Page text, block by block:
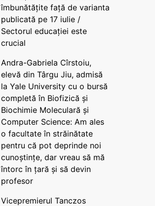
îmbunătățite față de varianta
publicată pe 17 iulie /
Sectorul educației este
crucial
Andra-Gabriela Cîrstoiu,
elevă din Târgu Jiu, admisă
la Yale University cu o bursă
completă în Biofizică și
Biochimie Moleculară și
Computer Science: Am ales
o facultate în străinătate
pentru că pot deprinde noi
cunoștințe, dar vreau să mă
întorc în țară și să devin
profesor
Vicepremierul Tanczos